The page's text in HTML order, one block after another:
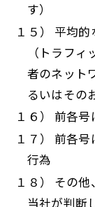
す）
１５） 平均
（トラフ
者のネット
るいはその
１６） 前各
１７） 前各
行為
１８） その
当社が判断